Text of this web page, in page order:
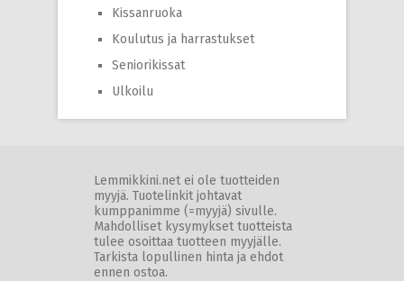
Kissanruoka
Koulutus ja harrastukset
Seniorikissat
Ulkoilu
Lemmikkini.net ei ole tuotteiden
myyjä. Tuotelinkit johtavat
kumppanimme (=myyjä) sivulle.
Mahdolliset kysymykset tuotteista
tulee osoittaa tuotteen myyjälle.
Tarkista lopullinen hinta ja ehdot
ennen ostoa.